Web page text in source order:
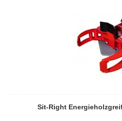
Sit-Right